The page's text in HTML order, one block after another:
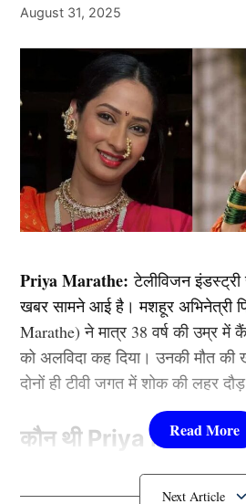
August 31, 2025
Priya Marathe:टेलीविजन
खबर सामने आई है। मशहूर अभिनेत्री
Marathe) ने मात्र 38 वर्ष की उम्र में
को अलविदा कह दिया। उनकी मौत की
दोनों ही टीवी जगत में शोक की लहर
कौन थी Priya